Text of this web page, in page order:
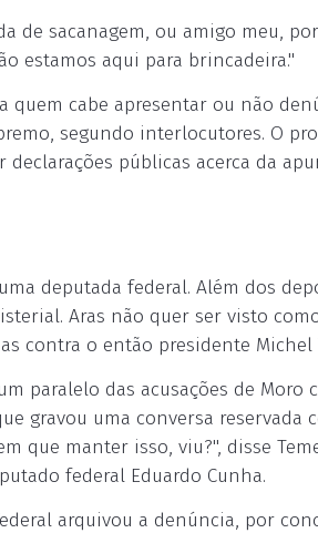
de sacanagem, ou amigo meu,
estamos aqui para brincadeira."
quem cabe apresentar ou não
segundo interlocutores. O
públicas acerca da
deputada federal. Além dos
Aras não quer ser visto
contra o então presidente Michel
paralelo das acusações de Moro
gravou uma conversa reservada
que manter isso, viu?", disse
federal Eduardo Cunha.
arquivou a denúncia, por